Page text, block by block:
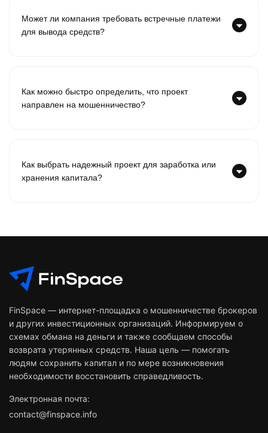
Может ли компания требовать встречные платежи
для вывода средств?
Как можно быстро определить, что проект
направлен на мошенничество?
Как выбрать надежный проект для заработка или
хранения капитала?
FinSpace — интернет-площадка о мошенничестве брокеров
и других инвестиционных организаций. Информируем о
схемах обмана на деньги и также сообщаем способы
возврата утерянных средств. Наша цель — помогать
людям сохранить капитал и по мере возникновения
необходимости восстановить справедливость.
Электронная почта:
contact@finspace.info